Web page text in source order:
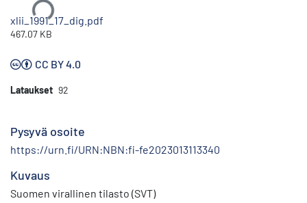
Ladataan...
xlii_1991_17_dig.pdf
467.07 KB
CC BY 4.0
Lataukset 92
Pysyvä osoite
https://urn.fi/URN:NBN:fi-fe2023013113340
Kuvaus
Suomen virallinen tilasto (SVT)